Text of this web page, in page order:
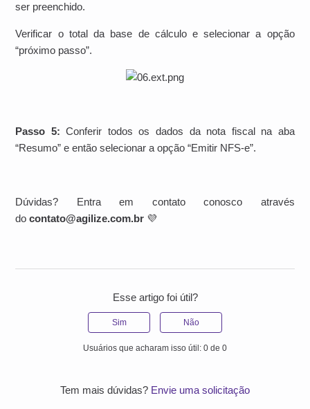
ser preenchido.
Verificar o total da base de cálculo e selecionar a opção
“próximo passo”.
Passo 5: Conferir todos os dados da nota fiscal na aba
“Resumo” e então selecionar a opção “Emitir NFS-e”.
Dúvidas? Entra em contato conosco através
docontato@agilize.com.br 💜
Esse artigo foi útil?
Sim Não
Usuários que acharam isso útil: 0 de 0
Tem mais dúvidas? Envie uma solicitação